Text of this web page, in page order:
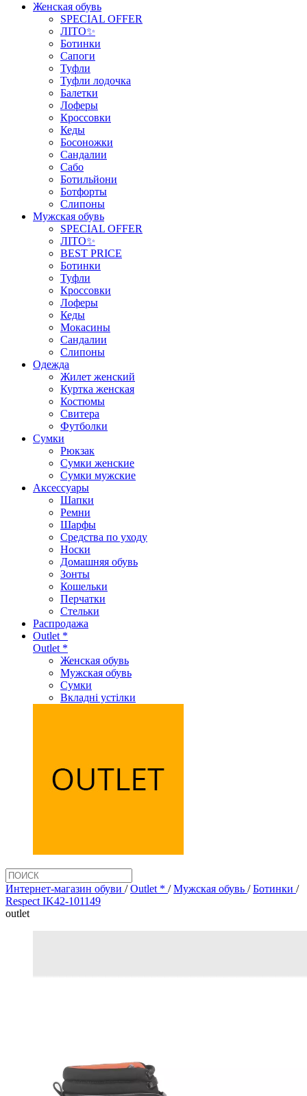
Женская обувь
SPECIAL OFFER
ЛІТО✨
Ботинки
Сапоги
Туфли
Туфли лодочка
Балетки
Лоферы
Кроссовки
Кеды
Босоножки
Сандалии
Сабо
Ботильйони
Ботфорты
Слипоны
Мужская обувь
SPECIAL OFFER
ЛІТО✨
BEST PRICE
Ботинки
Туфли
Кроссовки
Лоферы
Кеды
Мокасины
Сандалии
Слипоны
Одежда
Жилет женский
Куртка женская
Костюмы
Свитера
Футболки
Сумки
Рюкзак
Сумки женские
Сумки мужские
Аксеcсуары
Шапки
Ремни
Шарфы
Средства по уходу
Носки
Домашняя обувь
Зонты
Кошельки
Перчатки
Стельки
Распродажа
Outlet *
Outlet *
Женская обувь
Мужская обувь
Сумки
Вкладні устілки
Интернет-магазин обуви /Outlet * /Мужская обувь /Ботинки /
Respect IK42-101149
outlet